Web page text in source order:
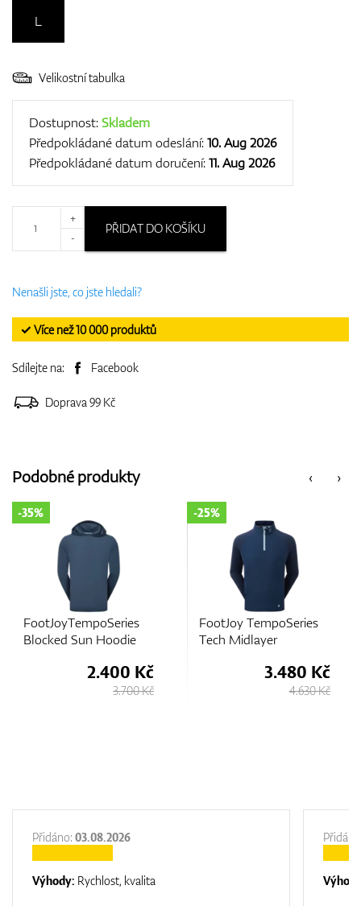
L
Velikostní tabulka
Dostupnost:Skladem
Předpokládané datum odeslání:10. Aug 2026
Předpokládané datum doručení:11. Aug 2026
+
-
PŘIDAT DO KOŠÍKU
Nenašli jste, co jste hledali?
✓ Více než 10 000 produktů
Sdílejte na: Facebook
Doprava 99 Kč
‹
Podobné produkty ›
FootJoy TempoSeries
Tech Midlayer
3.480 Kč
FootJoy
Hoodie
Přidáno: 03.08.2026
Výhody: Rychlost, kvalita